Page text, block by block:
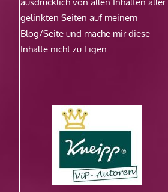
gelinkten Seiten auf meinem
Blog/Seite und mache mir diese
Inhalte nicht zu Eigen.